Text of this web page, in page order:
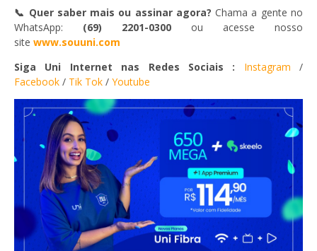
📞 Quer saber mais ou assinar agora?Chama a gente no
WhatsApp: (69) 2201-0300 ou acesse nosso
site www.souuni.com
Siga Uni Internet nas Redes Sociais :
Instagram /
Facebook / Tik Tok / Youtube